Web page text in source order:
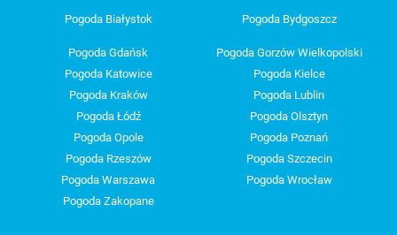
Pogoda Białystok Pogoda Bydgoszcz
Pogoda Gdańsk
Pogoda Gorzów Wielkopolski
Pogoda Katowice
Pogoda Kielce
Pogoda Kraków
Pogoda Lublin
Pogoda Łódź
Pogoda Olsztyn
Pogoda Opole
Pogoda Poznań
Pogoda Rzeszów
Pogoda Szczecin
Pogoda Warszawa
Pogoda Wrocław
Pogoda Zakopane